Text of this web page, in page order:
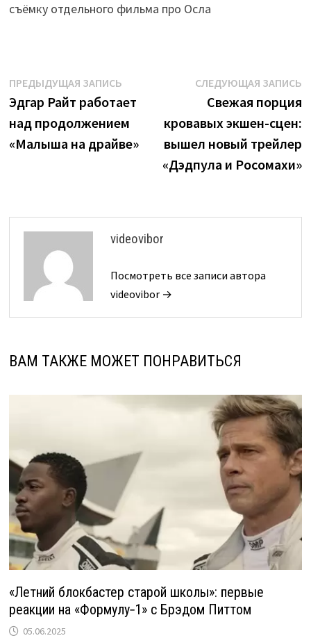
съёмку отдельного фильма про Осла
Навигация
по
записям
ПРЕДЫДУЩАЯ ЗАПИСЬПредыдущая
запись:
Эдгар Райт работает
над продолжением
«Малыша на драйве»
СЛЕДУЮЩАЯ ЗАПИСЬ
Свежая порция
кровавых экшен-сцен:
вышел новый трейлер
«Дэдпула и Росомахи»
videovibor
Посмотреть все записи автора
videovibor →
ВАМ ТАКЖЕ МОЖЕТ ПОНРАВИТЬСЯ
«Летний блокбастер старой школы»: первые
реакции на «Формулу‑1» с Брэдом Питтом
05.06.2025